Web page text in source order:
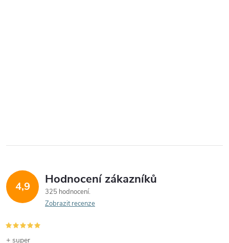
4,9 Hodnocení zákazníků
325 hodnocení
Zobrazit recenze
+ super